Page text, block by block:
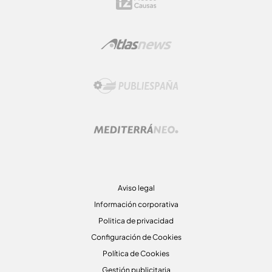
Aviso legal
Información corporativa
Politica de privacidad
Configuración de Cookies
Política de Cookies
Gestión publicitaria